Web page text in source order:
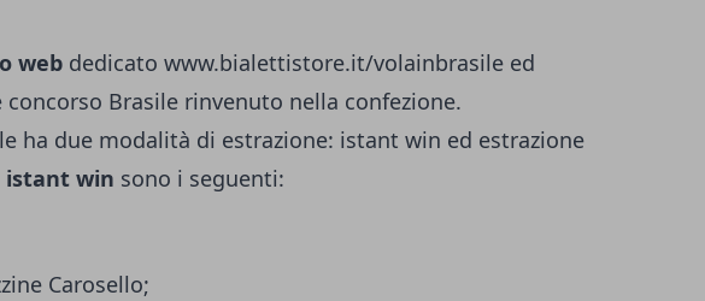
web dedicato www.bialettistore.it/volainbrasile ed
Brasile rinvenuto nella confezione.
ha due modalità di estrazione: istant win ed estrazione
istant win sono i seguenti:
Carosello;